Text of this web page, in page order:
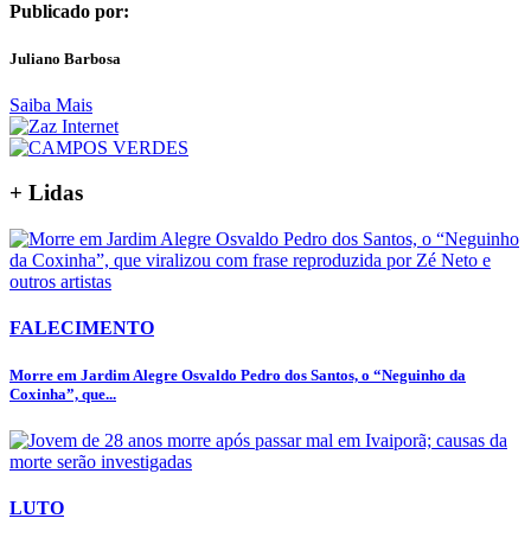
Publicado por:
Juliano Barbosa
Saiba Mais
+ Lidas
FALECIMENTO
Morre em Jardim Alegre Osvaldo Pedro dos Santos, o “Neguinho da
Coxinha”, que...
LUTO